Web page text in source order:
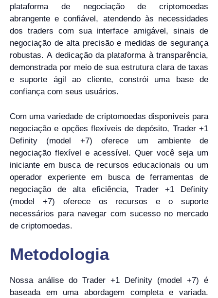
plataforma de negociação de criptomoedas
abrangente e confiável, atendendo às necessidades
dos traders com sua interface amigável, sinais de
negociação de alta precisão e medidas de segurança
robustas. A dedicação da plataforma à transparência,
demonstrada por meio de sua estrutura clara de taxas
e suporte ágil ao cliente, constrói uma base de
confiança com seus usuários.
Com uma variedade de criptomoedas disponíveis para
negociação e opções flexíveis de depósito, Trader +1
Definity (model +7) oferece um ambiente de
negociação flexível e acessível. Quer você seja um
iniciante em busca de recursos educacionais ou um
operador experiente em busca de ferramentas de
negociação de alta eficiência, Trader +1 Definity
(model +7) oferece os recursos e o suporte
necessários para navegar com sucesso no mercado
de criptomoedas.
Metodologia
Nossa análise do Trader +1 Definity (model +7) é
baseada em uma abordagem completa e variada.